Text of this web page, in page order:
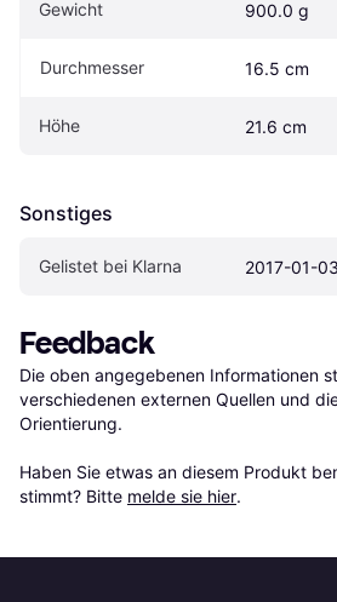
Gewicht 900.0 g
Durchmesser 16.5 cm
Höhe 21.6 cm
Sonstiges
Gelistet bei Klarna 2017-01-03
Feedback
Die oben angegebenen Informationen
verschiedenen externen Quellen und
Orientierung.
Haben Sie etwas an diesem Produkt
stimmt? Bitte melde sie hier.